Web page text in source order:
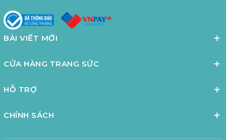
BÀI VIẾT MỚI
CỬA HÀNG TRANG SỨC
HỖ TRỢ
CHÍNH SÁCH